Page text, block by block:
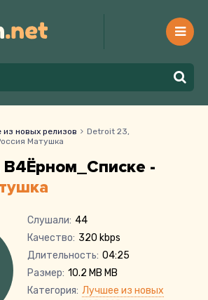
из новых релизов
Detroit 23,
Матушка
-
Слушали: 44
Качество: 320 kbps
Длительность: 04:25
Размер: 10.2 MB MB
Категория: Лучшее из новых